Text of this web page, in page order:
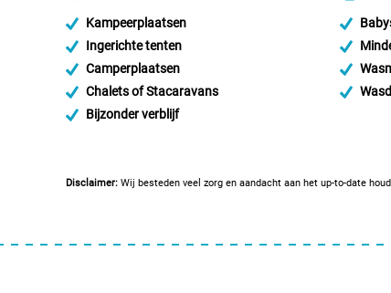
Kampeerplaatsen
Ingerichte tenten
Camperplaatsen
Chalets of Stacaravans
Bijzonder verblijf
Disclaimer: Wij besteden veel zorg en aandacht aan het up-to-date